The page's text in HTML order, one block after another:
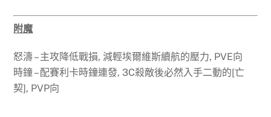
附魔
怒濤 – 主攻降低戰損, 減輕埃爾維斯續航的壓力, PVE向
時鐘 – 配賽利卡時鐘連發, 3C殺敵後必然入手二動的[亡
契], PVP向